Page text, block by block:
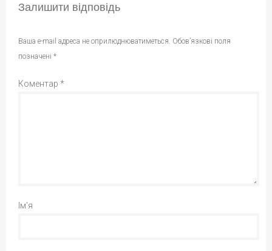
Залишити відповідь
Ваша e-mail адреса не оприлюднюватиметься. Обов’язкові поля
позначені *
Коментар *
Ім'я